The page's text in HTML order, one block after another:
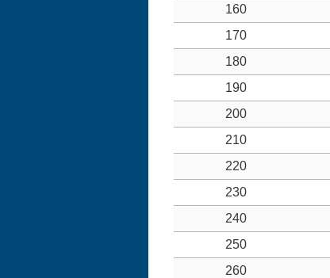
160
170
180
190
200
210
220
230
240
250
260